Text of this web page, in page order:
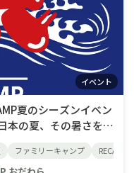
イベント
夏のシーズンイベン
本の夏、その暑さを和
の美を感じる瞬間(涼
ファミリーキャンプ RECAMP